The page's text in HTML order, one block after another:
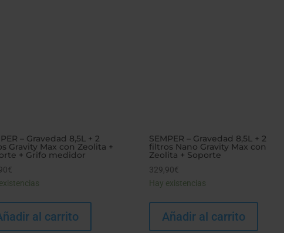
– Gravedad 8,5L + 2
Gravity Max con Zeolita +
+ Grifo medidor
€
al carrito
SEMPER – Gravedad 8,5L + 2
filtros Nano Gravity Max con
Zeolita + Soporte
329,90€
Hay existencias
Añadir al carrito